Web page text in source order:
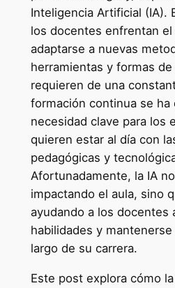
Inteligencia Artificial (IA).
los docentes enfrentan
adaptarse a nuevas
herramientas y formas
requieren de una
formación continua se
necesidad clave para los
quieren estar al día con
pedagógicas y
Afortunadamente, la IA
impactando el aula, sino
ayudando a los docentes
habilidades y
largo de su carrera.
Este post explora cómo